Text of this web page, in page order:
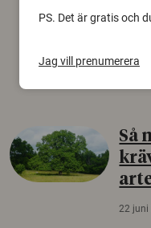
Så
22 juni
PS. Det är gratis och
Jag vill prenumerera